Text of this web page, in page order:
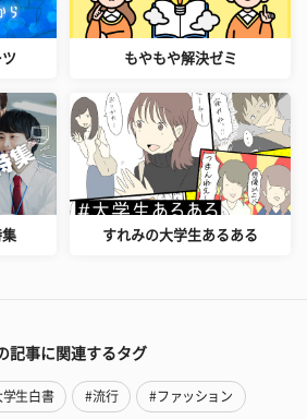
もやもや解決ゼミ
集 すれみの大学生あるある
記事に関連するタグ
学生白書 #流行 #ファッション